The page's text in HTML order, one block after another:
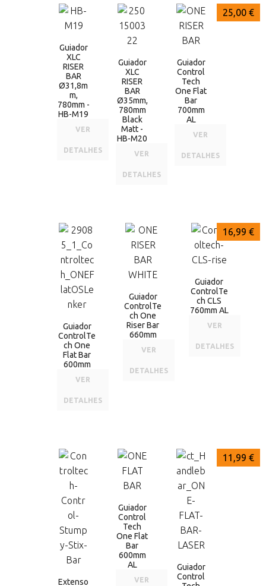
47,00 €
Guiador
XLC
RISER
BAR
Ø31,8m
m,
780mm -
HB-M19
VER
DETALHES
47,00 €
Guiador
XLC
RISER
BAR
Ø35mm,
780mm
Black
Matt -
HB-M20
VER
DETALHES
25,00 €
Guiador
Control
Tech
One Flat
Bar
700mm
AL
VER
DETALHES
18,99 €
Guiador
ControlTe
ch One
Flat Bar
600mm
VER
DETALHES
18,99 €
Guiador
ControlTe
ch One
Riser Bar
660mm
VER
DETALHES
16,99 €
Guiador
ControlTe
ch CLS
760mm AL
VER
DETALHES
12,99 €
Extenso
11,99 €
Guiador
Control
Tech
One Flat
Bar
600mm
AL
VER
11,99 €
Guiador
Control